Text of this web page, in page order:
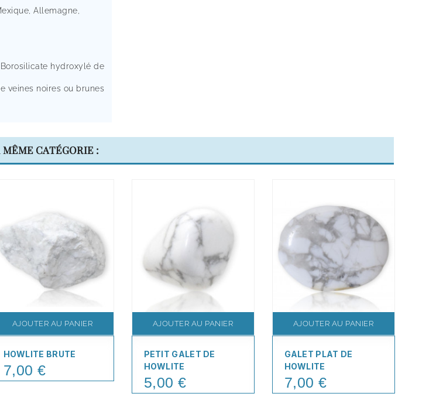
Allemagne,
Borosilicate hydroxylé de
veines noires ou brunes
CATÉGORIE :
AJOUTER AU PANIER
HOWLITE BRUTE
Price
7,00 €
AJOUTER AU PANIER
PETIT GALET DE
HOWLITE
Price
5,00 €
AJOUTER AU PANIER
GALET PLAT DE
HOWLITE
Price
7,00 €